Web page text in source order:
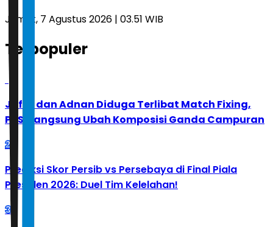
Jumat, 7 Agustus 2026 | 03.51 WIB
Terpopuler
Jafar dan Adnan Diduga Terlibat Match Fixing,
PBSI Langsung Ubah Komposisi Ganda Campuran
2
Prediksi Skor Persib vs Persebaya di Final Piala
Presiden 2026: Duel Tim Kelelahan!
3